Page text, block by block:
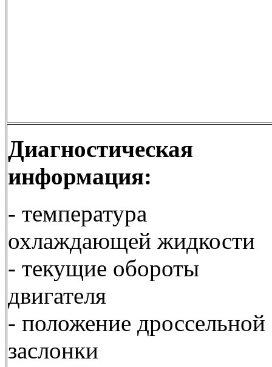
Диагностическая
информация:
- температура
охлаждающей жидкости
- текущие обороты
двигателя
- положение дроссельной
заслонки